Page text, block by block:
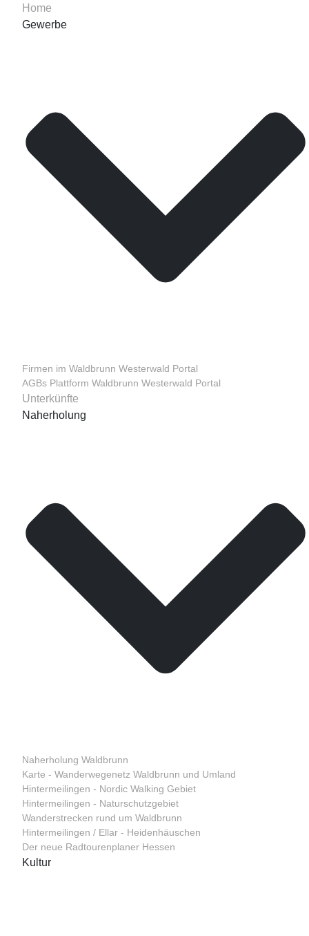
Home
Gewerbe
Firmen im Waldbrunn Westerwald Portal
AGBs Plattform Waldbrunn Westerwald Portal
Unterkünfte
Naherholung
Naherholung Waldbrunn
Karte - Wanderwegenetz Waldbrunn und Umland
Hintermeilingen - Nordic Walking Gebiet
Hintermeilingen - Naturschutzgebiet
Wanderstrecken rund um Waldbrunn
Hintermeilingen / Ellar - Heidenhäuschen
Der neue Radtourenplaner Hessen
Kultur